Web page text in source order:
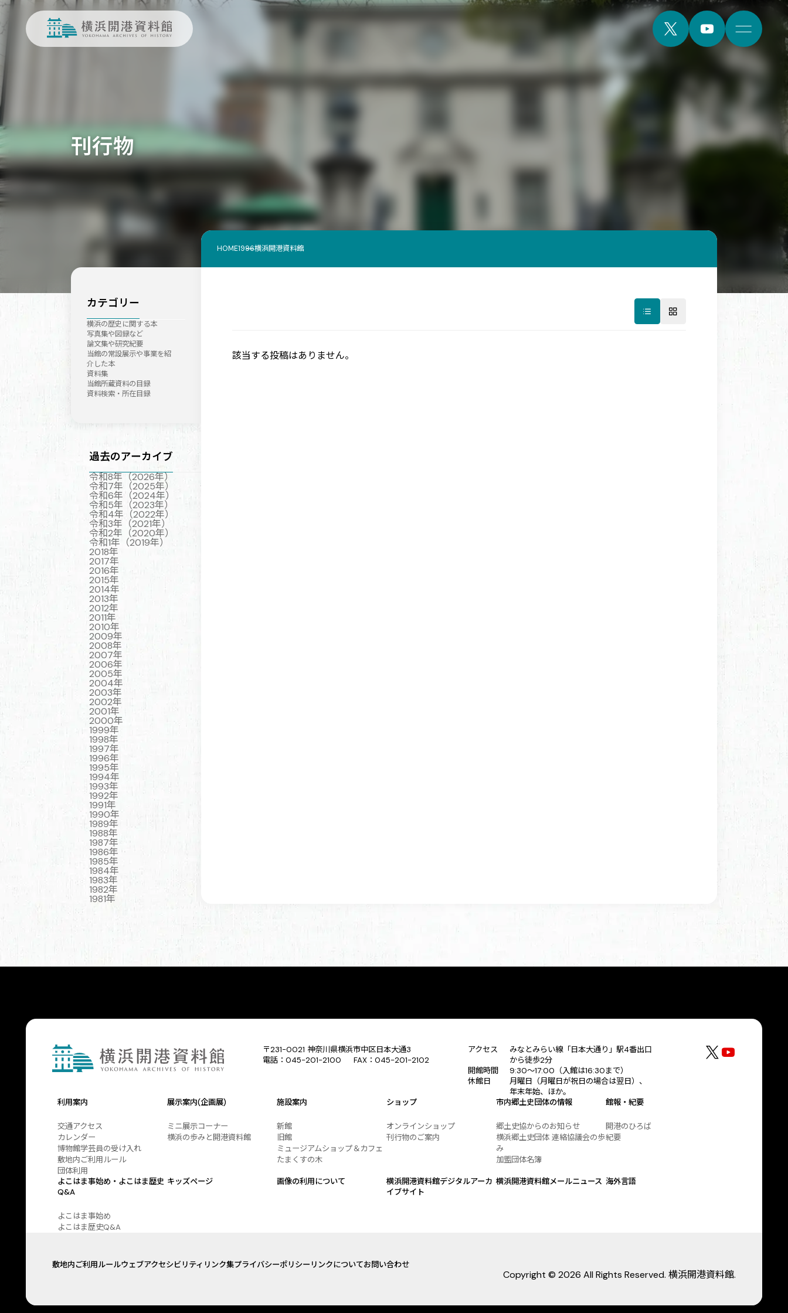
刊行物
HOME1996横浜開港資料館
該当する投稿はありません。
カテゴリー
横浜の歴史に関する本
写真集や図録など
論文集や研究紀要
当館の常設展示や事業を紹
介した本
資料集
当館所蔵資料の目録
資料検索・所在目録
過去のアーカイブ
令和8年（2026年）
令和7年（2025年）
令和6年（2024年）
令和5年（2023年）
令和4年（2022年）
令和3年（2021年）
令和2年（2020年）
令和1年（2019年）
2018年
2017年
2016年
2015年
2014年
2013年
2012年
2011年
2010年
2009年
2008年
2007年
2006年
2005年
2004年
2003年
2002年
2001年
2000年
1999年
1998年
1997年
1996年
1995年
1994年
1993年
1992年
1991年
1990年
1989年
1988年
1987年
1986年
1985年
1984年
1983年
1982年
1981年
〒231-0021 神奈川県横浜市中区日本大通3
電話：045-201-2100 FAX：045-201-2102
アクセス
みなとみらい線「日本大通り」駅4番出口
から徒歩2分
開館時間
9:30〜17:00（入館は16:30まで）
休館日
月曜日（月曜日が祝日の場合は翌日）、
年末年始、ほか。
利用案内
交通アクセス
カレンダー
博物館学芸員の受け入れ
敷地内ご利用ルール
団体利用
展示案内(企画展)
ミニ展示コーナー
横浜の歩みと開港資料館
施設案内
新館
旧館
ミュージアムショップ＆カフェ
たまくすの木
ショップ
オンラインショップ
刊行物のご案内
市内郷土史団体の情報
郷土史協からのお知らせ
横浜郷土史団体 連絡協議会の歩
み
加盟団体名簿
館報・紀要
開港のひろば
紀要
よこはま事始め・よこはま歴史
Q&A
よこはま事始め
よこはま歴史Q&A
キッズページ 画像の利用について
横浜開港資料館デジタルアーカ
イブサイト
横浜開港資料館メールニュース 海外言語
敷地内ご利用ルールウェブアクセシビリティ リンク集プライバシーポリシー リンクについてお問い合わせ
Copyright © 2026 All Rights Reserved. 横浜開港資料館.